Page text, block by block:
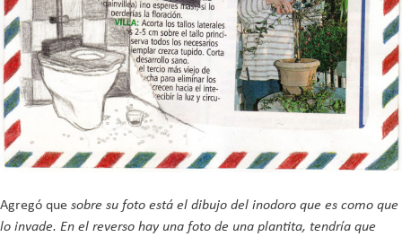
Agregó que sobre su foto está el dibujo del inodoro que es como que
lo invade. En el reverso hay una foto de una plantita, tendría que